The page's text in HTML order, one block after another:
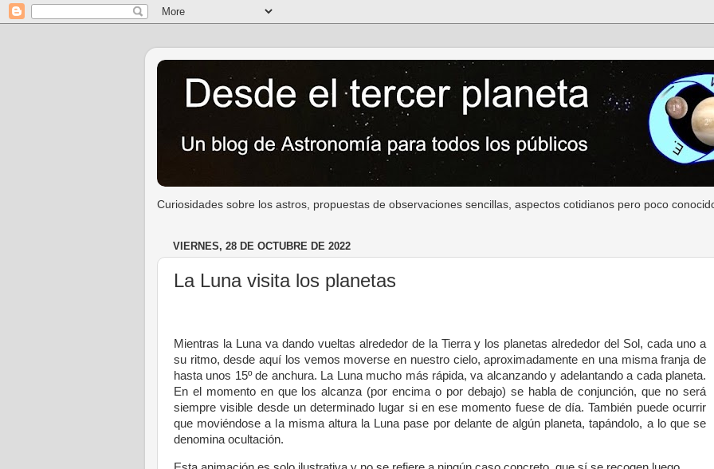
Curiosidades sobre los astros, propuestas de observaciones sencillas, aspectos cotidianos pero poco
VIERNES, 28 DE OCTUBRE DE 2022
La Luna visita los planetas
Mientras la Luna va dando vueltas alrededor de la Tierra y los planetas alrededor del Sol, cada uno a
su ritmo, desde aquí los vemos moverse en nuestro cielo, aproximadamente en una misma franja de
hasta unos 15º de anchura. La Luna mucho más rápida, va alcanzando y adelantando a cada planeta.
En el momento en que los alcanza (por encima o por debajo) se habla de conjunción, que no será
siempre visible desde un determinado lugar si en ese momento fuese de día. También puede ocurrir
que moviéndose a la misma altura la Luna pase por delante de algún planeta, tapándolo, a lo que se
denomina ocultación.